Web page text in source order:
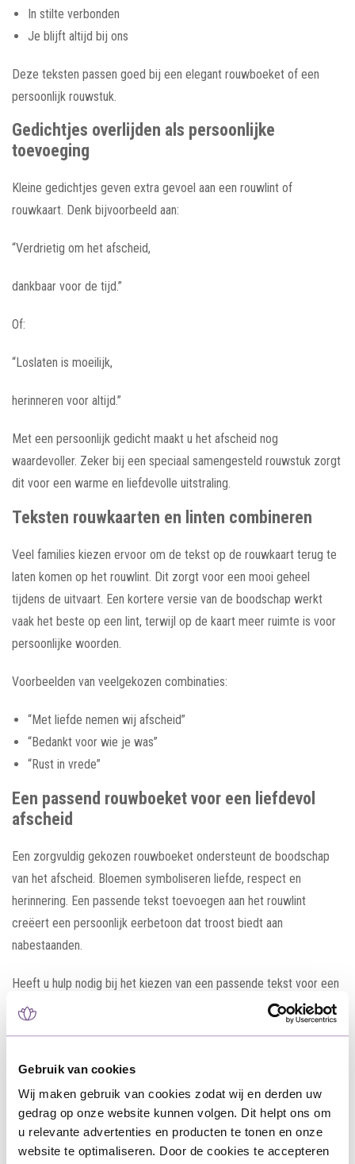
Gebruik van cookies
Wij maken gebruik van cookies zodat wij en derden uw
gedrag op onze website kunnen volgen. Dit helpt ons om
u relevante advertenties en producten te tonen en onze
website te optimaliseren. Door de cookies te accepteren
In stilte verbonden
Je blijft altijd bij ons
Deze teksten passen goed bij een elegant rouwboeket of een
persoonlijk rouwstuk.
Gedichtjes overlijden als persoonlijke
toevoeging
Kleine gedichtjes geven extra gevoel aan een rouwlint of
rouwkaart. Denk bijvoorbeeld aan:
“Verdrietig om het afscheid,
dankbaar voor de tijd.”
Of:
“Loslaten is moeilijk,
herinneren voor altijd.”
Met een persoonlijk gedicht maakt u het afscheid nog
waardevoller. Zeker bij een speciaal samengesteld rouwstuk zorgt
dit voor een warme en liefdevolle uitstraling.
Teksten rouwkaarten en linten combineren
Veel families kiezen ervoor om de tekst op de rouwkaart terug te
laten komen op het rouwlint. Dit zorgt voor een mooi geheel
tijdens de uitvaart. Een kortere versie van de boodschap werkt
vaak het beste op een lint, terwijl op de kaart meer ruimte is voor
persoonlijke woorden.
Voorbeelden van veelgekozen combinaties:
“Met liefde nemen wij afscheid”
“Bedankt voor wie je was”
“Rust in vrede”
Een passend rouwboeket voor een liefdevol
afscheid
Een zorgvuldig gekozen rouwboeket ondersteunt de boodschap
van het afscheid. Bloemen symboliseren liefde, respect en
herinnering. Een passende tekst toevoegen aan het rouwlint
creëert een persoonlijk eerbetoon dat troost biedt aan
nabestaanden.
Heeft u hulp nodig bij het kiezen van een passende tekst voor een
rouwlint of zoekt u inspiratie voor een persoonlijk afscheid? Bij
Rouwboeket.nl helpen wij u graag met advies, voorbeelden en
laatste groet, een liefdevolle herinnering of een persoonlijke
boodschap op eenrouwlint , wij helpen u graag met een passend
afscheid.